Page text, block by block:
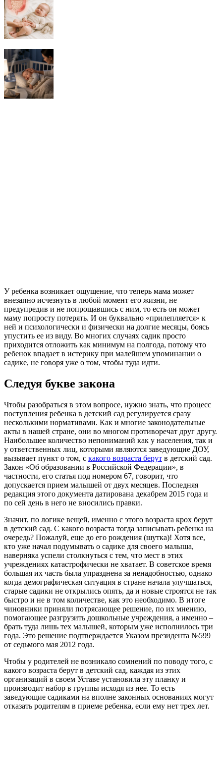
У ребенка возникает ощущение, что теперь мама может
внезапно исчезнуть в любой момент его жизни, не
предупредив и не попрощавшись с ним, то есть он может
маму попросту потерять. И он буквально «прилепляется» к
ней и психологически и физически на долгие месяцы, боясь
упустить ее из виду. Во многих случаях садик просто
приходится отложить как минимум на полгода, потому что
ребенок впадает в истерику при малейшем упоминании о
садике, не говоря уже о том, чтобы туда идти.
Следуя букве закона
Чтобы разобраться в этом вопросе, нужно знать, что процесс
поступления ребенка в детский сад регулируется сразу
несколькими нормативами. Как и многие законодательные
акты в нашей стране, они во многом противоречат друг другу.
Наибольшее количество непониманий как у населения, так и
у ответственных лиц, которыми являются заведующие ДОУ,
вызывает пункт о том, с какого возраста берут в детский сад.
Закон «Об образовании в Российской Федерации», в
частности, его статья под номером 67, говорит, что
допускается прием малышей от двух месяцев. Последняя
редакция этого документа датирована декабрем 2015 года и
по сей день в него не вносились правки.
Значит, по логике вещей, именно с этого возраста крох берут
в детский сад. С какого возраста тогда записывать ребенка на
очередь? Пожалуй, еще до его рождения (шутка)! Хотя все,
кто уже начал подумывать о садике для своего малыша,
наверняка успели столкнуться с тем, что мест в этих
учреждениях катастрофически не хватает. В советское время
большая их часть была упразднена за ненадобностью, однако
когда демографическая ситуация в стране начала улучшаться,
старые садики не открылись опять, да и новые строятся не так
быстро и не в том количестве, как это необходимо. В итоге
чиновники приняли потрясающее решение, по их мнению,
помогающее разгрузить дошкольные учреждения, а именно –
брать туда лишь тех малышей, которым уже исполнилось три
года. Это решение подтверждается Указом президента №599
от седьмого мая 2012 года.
Чтобы у родителей не возникало сомнений по поводу того, с
какого возраста берут в детский сад, каждая из этих
организаций в своем Уставе установила эту планку и
производит набор в группы исходя из нее. То есть
заведующие садиками на вполне законных основаниях могут
отказать родителям в приеме ребенка, если ему нет трех лет.